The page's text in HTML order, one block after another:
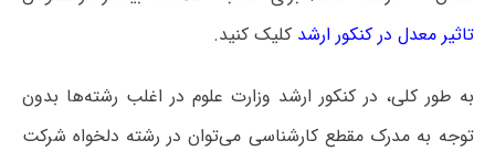
تاثیر معدل در کنکور ارشد کلیک کنید.
به طور کلی، در کنکور ارشد وزارت علوم در اغلب رشته‌ها بدون
توجه به مدرک مقطع کارشناسی می‌توان در رشته دلخواه شرکت